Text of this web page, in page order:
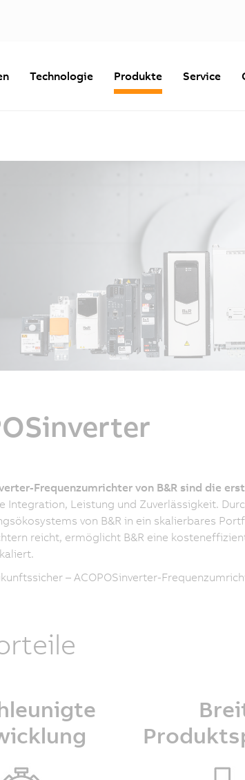
Technologie Produkte Service
Frequenzumrichter von B&R sind die
Integration, Leistung und Zuverlässigkeit.
von B&R in ein skalierbares
reicht, ermöglicht B&R eine
– ACOPOSinverter-